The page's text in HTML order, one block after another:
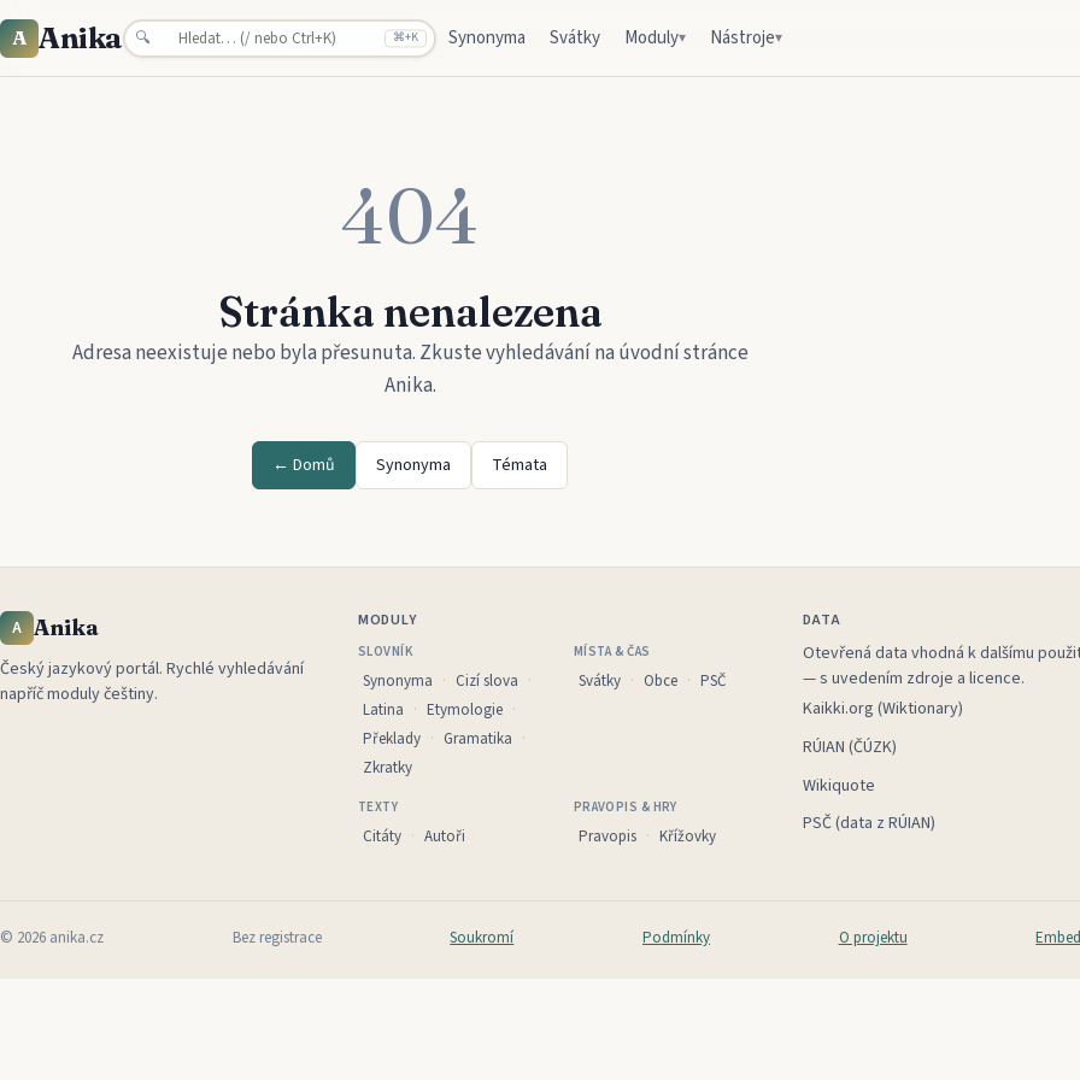
A Anika 🔍 ⌘+K Synonyma Svátky Moduly▾ Nástroje▾
404
Stránka nenalezena
Adresa neexistuje nebo byla přesunuta. Zkuste vyhledávání na úvodní stránce
Anika.
← Domů Synonyma Témata
A Anika
Český jazykový portál. Rychlé vyhledávání
napříč moduly češtiny.
MODULY
SLOVNÍK
Synonyma
Cizí slova
Latina
Etymologie
Překlady
Gramatika
Zkratky
MÍSTA & ČAS
Svátky Obce PSČ
TEXTY
Citáty Autoři
PRAVOPIS & HRY
Pravopis Křížovky
DATA
Otevřená data vhodná k dalšímu
— s uvedením zdroje a licence.
Kaikki.org (Wiktionary)
RÚIAN (ČÚZK)
Wikiquote
PSČ (data z RÚIAN)
© 2026 anika.cz Bez registrace Soukromí Podmínky O projektu